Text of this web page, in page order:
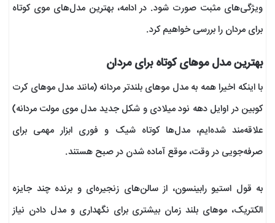
ویژگی‌های مثبت صورت شود. در ادامه، بهترین مدل‌های موی کوتاه
برای مردان را بررسی خواهیم کرد.
بهترین مدل موهای کوتاه برای مردان
با اینکه اخیرا همه به مدل موهای بلندتر مردانه (مانند مدل موهای کرت
کوبین در اوایل دهه نود میلادی و شکل‌ جدید مدل موی مولت مردانه)
علاقه‌مند شده‌ایم، مدل‌ها کوتاه‌ شیک و فوری ابزار مهمی برای
صرفه‌جویی در وقت، موقع آماده شدن در صبح هستند.
به قول استیو رابینسون، از سالن‌های زنجیره‌ای و برنده چند جایزه
الکتریک، موهای بلند زمان بیشتری برای نگهداری و مدل دادن نیاز